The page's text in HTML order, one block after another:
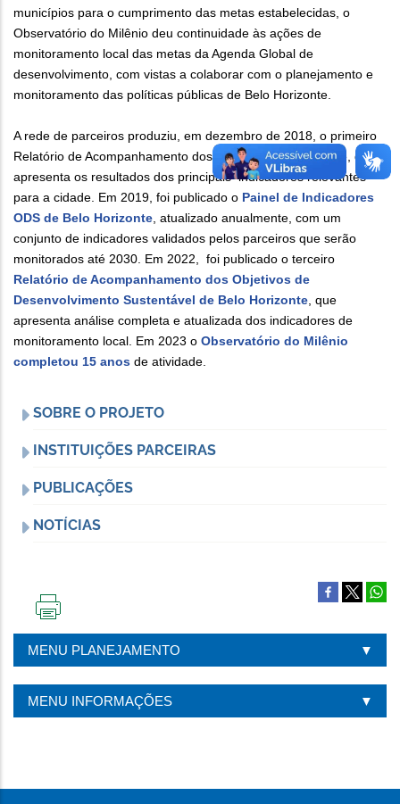
municípios para o cumprimento das metas estabelecidas, o
Observatório do Milênio deu continuidade às ações de
monitoramento local das metas da Agenda Global de
desenvolvimento, com vistas a colaborar com o planejamento e
monitoramento das políticas públicas de Belo Horizonte.
A rede de parceiros produziu, em dezembro de 2018, o primeiro
Relatório de Acompanhamento dos ODS de Belo Horizonte, que
apresenta os resultados dos principais indicadores relevantes
para a cidade. Em 2019, foi publicado o Painel de Indicadores
ODS de Belo Horizonte , atualizado anualmente, com um
conjunto de indicadores validados pelos parceiros que serão
monitorados até 2030. Em 2022, foi publicado o terceiro
Relatório de Acompanhamento dos Objetivos de
Desenvolvimento Sustentável de Belo Horizonte , que
apresenta análise completa e atualizada dos indicadores de
monitoramento local. Em 2023 o Observatório do Milênio
completou 15 anos de atividade.
SOBRE O PROJETO
INSTITUIÇÕES PARCEIRAS
PUBLICAÇÕES
NOTÍCIAS
PÁGINA
MENU PLANEJAMENTO
MENU INFORMAÇÕES